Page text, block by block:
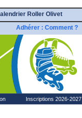
Roller Olivet
Adhérer : Comment ?
Inscriptions 2026-2027